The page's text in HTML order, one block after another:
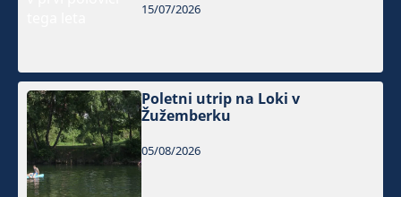
15/07/2026
Poletni utrip na Loki v
Žužemberku
05/08/2026